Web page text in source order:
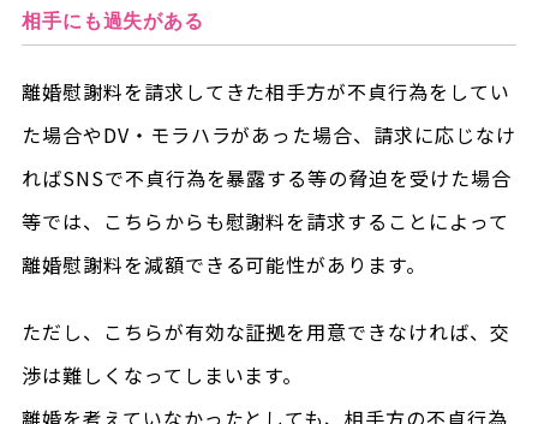
相手にも過失がある
離婚慰謝料を請求してきた相手方が不貞行為をしてい
た場合やDV・モラハラがあった場合、請求に応じなけ
ればSNSで不貞行為を暴露する等の脅迫を受けた場合
等では、こちらからも慰謝料を請求することによって
離婚慰謝料を減額できる可能性があります。
ただし、こちらが有効な証拠を用意できなければ、交
渉は難しくなってしまいます。
離婚を考えていなかったとしても、相手方の不貞行為